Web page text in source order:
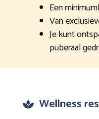
Een
Van
Je kunt
puberaal
Wellness